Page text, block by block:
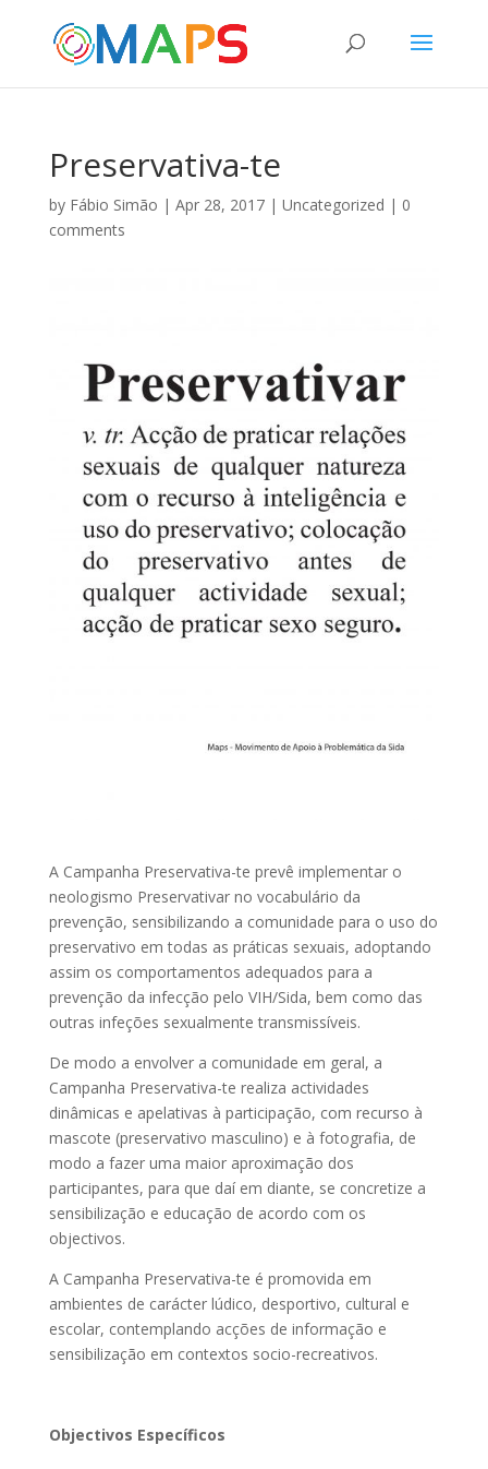
Preservativa-te
by Fábio Simão | Apr 28, 2017| Uncategorized | 0
comments
A Campanha Preservativa-te prevê implementar o
neologismo Preservativar no vocabulário da
prevenção, sensibilizando a comunidade para o uso do
preservativo em todas as práticas sexuais, adoptando
assim os comportamentos adequados para a
prevenção da infecção pelo VIH/Sida, bem como das
outras infeções sexualmente transmissíveis.
De modo a envolver a comunidade em geral, a
Campanha Preservativa-te realiza actividades
dinâmicas e apelativas à participação, com recurso à
mascote (preservativo masculino) e à fotografia, de
modo a fazer uma maior aproximação dos
participantes, para que daí em diante, se concretize a
sensibilização e educação de acordo com os
objectivos.
A Campanha Preservativa-te é promovida em
ambientes de carácter lúdico, desportivo, cultural e
escolar, contemplando acções de informação e
sensibilização em contextos socio-recreativos.
Objectivos Específicos